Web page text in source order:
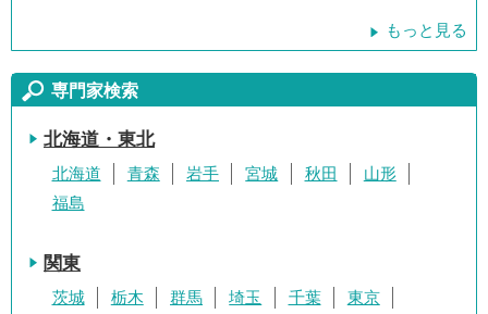
もっと見る
専門家検索
北海道・東北
北海道 青森 岩手 宮城 秋田
山形
福島
関東
茨城 栃木 群馬 埼玉 千葉
東京